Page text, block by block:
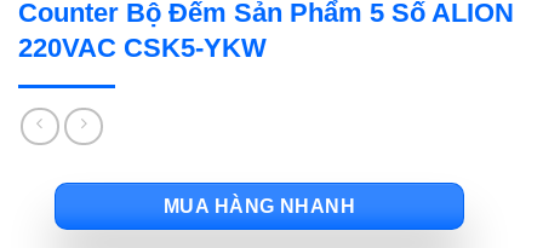
Counter Bộ Đếm Sản Phẩm 5 Số ALION
220VAC CSK5-YKW
MUA HÀNG NHANH